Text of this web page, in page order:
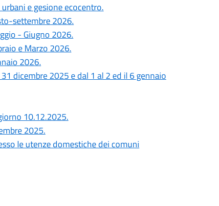
e gesione ecocentro.
settembre 2026.
- Giugno 2026.
e Marzo 2026.
2026.
dicembre 2025 e dal 1 al 2 ed il 6 gennaio
10.12.2025.
2025.
le utenze domestiche dei comuni